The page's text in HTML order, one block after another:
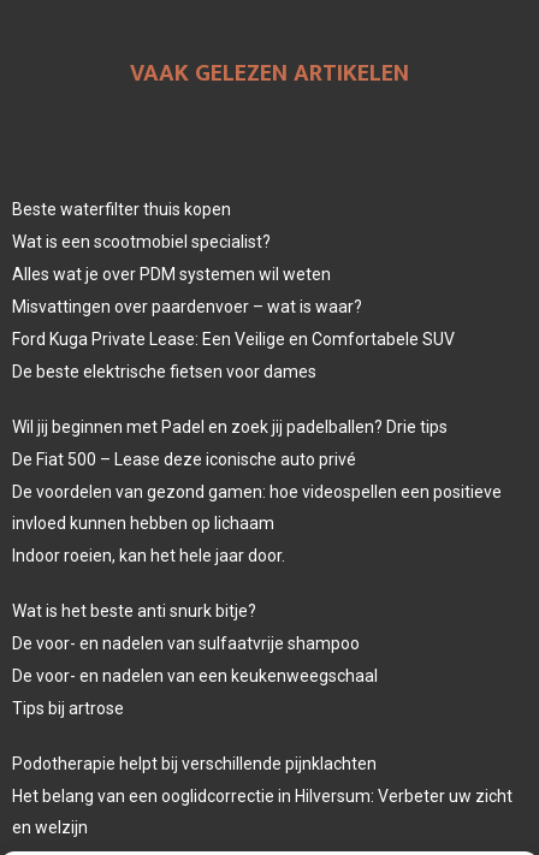
VAAK GELEZEN ARTIKELEN
Beste waterfilter thuis kopen
Wat is een scootmobiel specialist?
Alles wat je over PDM systemen wil weten
Misvattingen over paardenvoer – wat is waar?
Ford Kuga Private Lease: Een Veilige en Comfortabele SUV
De beste elektrische fietsen voor dames
Wil jij beginnen met Padel en zoek jij padelballen? Drie tips
De Fiat 500 – Lease deze iconische auto privé
De voordelen van gezond gamen: hoe videospellen een positieve
invloed kunnen hebben op lichaam
Indoor roeien, kan het hele jaar door.
Wat is het beste anti snurk bitje?
De voor- en nadelen van sulfaatvrije shampoo
De voor- en nadelen van een keukenweegschaal
Tips bij artrose
Podotherapie helpt bij verschillende pijnklachten
Het belang van een ooglidcorrectie in Hilversum: Verbeter uw zicht
en welzijn